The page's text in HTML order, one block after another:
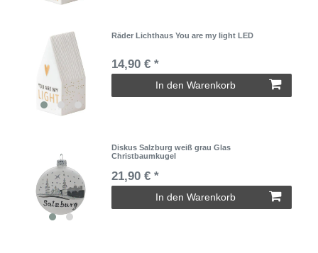
Räder Lichthaus You are my light LED
14,90 € *
In den Warenkorb
Diskus Salzburg weiß grau Glas
Christbaumkugel
21,90 € *
In den Warenkorb